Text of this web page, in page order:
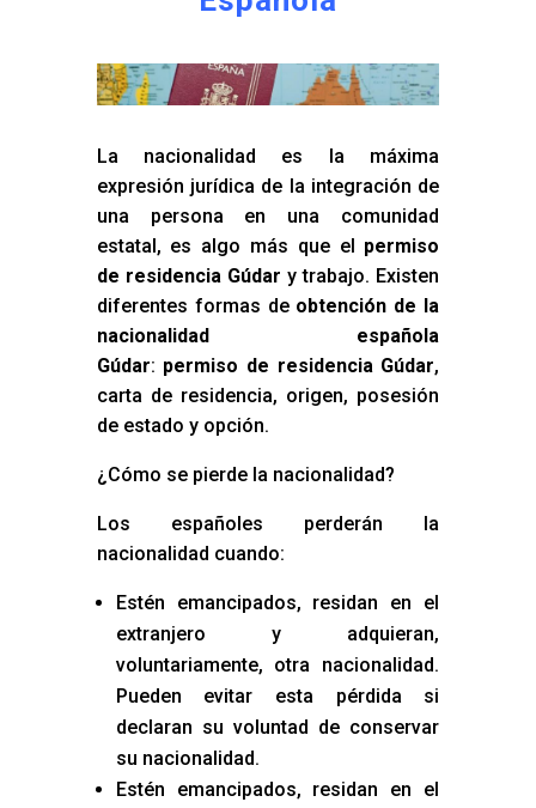
La nacionalidad es la máxima
expresión jurídica de la integración de
una persona en una comunidad
estatal, es algo más que el permiso
de residencia Gúdar y trabajo. Existen
diferentes formas de obtención de la
nacionalidad española
Gúdar: permiso de residencia Gúdar,
carta de residencia, origen, posesión
de estado y opción.
¿Cómo se pierde la nacionalidad?
Los españoles perderán la
nacionalidad cuando:
Estén emancipados, residan en el
extranjero y adquieran,
voluntariamente, otra nacionalidad.
Pueden evitar esta pérdida si
declaran su voluntad de conservar
su nacionalidad.
Estén emancipados, residan en el